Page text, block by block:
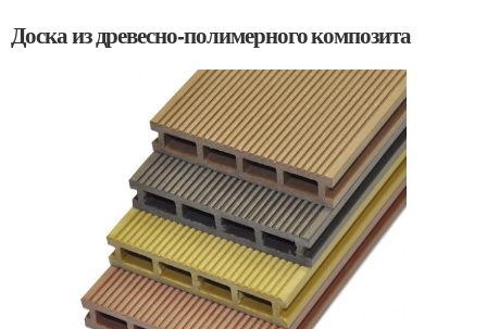
Доска из древесно-полимерного композита